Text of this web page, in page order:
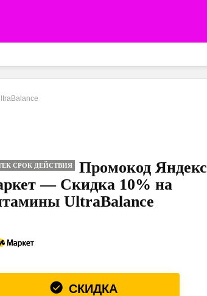
СРОК ДЕЙСТВИЯ
Промокод Яндекс
— Скидка 10% на
UltraBalance
СКИДКА